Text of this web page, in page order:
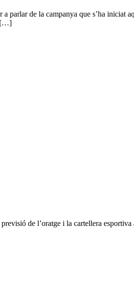
parlar de la campanya que s’ha iniciat
[…]
de l’oratge i la cartellera